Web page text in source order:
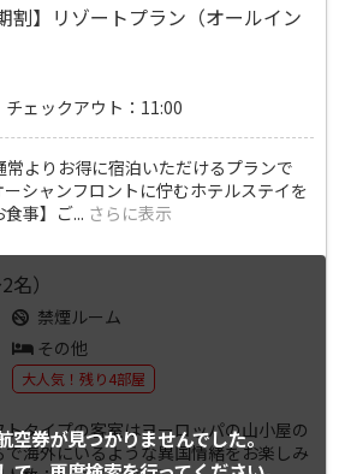
割】リゾートプラン（オールイン
ェックアウト：11:00
常よりお得に宿泊いただけるプランで
シャンフロントに佇むホテルステイを
食事】ご... さらに表示
空券が見つかりませんでした。
）
禁煙ルーム
その他
大人気！残り4部屋
タイプの客室はヨーロッパの山小屋の
海外にいるような異国情緒をお楽しみ